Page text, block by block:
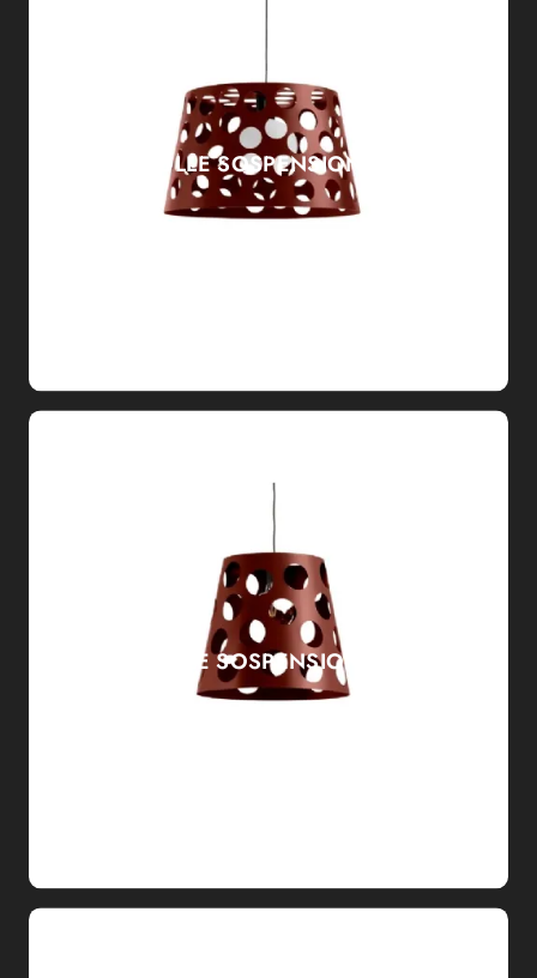
BOLLE SOSPENSIONE L
BOLLE SOSPENSIONE S